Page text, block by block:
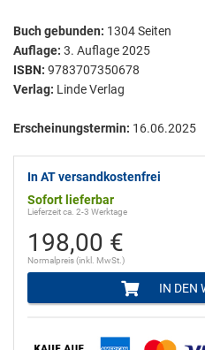
Buch gebunden: 1304Seiten
Auflage: 3. Auflage 2025
ISBN: 9783707350678
Verlag: Linde Verlag
Erscheinungstermin: 16.06.2025
In AT versandkostenfrei
Sofort lieferbar
Lieferzeit ca. 2-3 Werktage
198,00 €
Normalpreis (inkl. MwSt.)
IN DEN